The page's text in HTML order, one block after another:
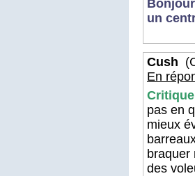
un
Cush
En
pas en
mieux
braquer
des